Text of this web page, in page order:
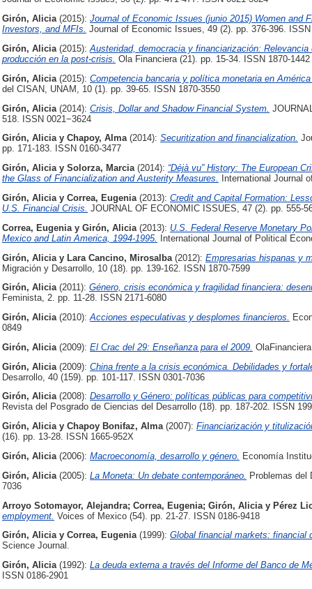
Girón, Alicia (2015): Journal of Economic Issues (junio 2015) Women and
Investors, and MFIs. Journal of Economic Issues, 49 (2). pp. 376-396. ISSN
Girón, Alicia (2015): Austeridad, democracia y financiarización:
producción en la post-crisis. Ola Financiera (21). pp. 15-34. ISSN 1870-1442
Girón, Alicia (2015): Competencia bancaria y política monetaria en
del CISAN, UNAM, 10 (1). pp. 39-65. ISSN 1870-3550
Girón, Alicia (2014): Crisis, Dollar and Shadow Financial System.
518. ISSN 0021−3624
Girón, Aliciay Chapoy, Alma (2014): Securitization and financialization.
pp. 171-183. ISSN 0160-3477
Girón, Aliciay Solorza, Marcia (2014): “Déjà vu” History: The European
the Glass of Financialization and Austerity Measures.
International Journal
Girón, Alicia y Correa, Eugenia (2013): Credit and Capital Formation:
U.S. Financial Crisis. JOURNAL OF ECONOMIC ISSUES, 47 (2). pp. 555-
Correa, Eugenia y Girón, Alicia (2013): U.S. Federal Reserve Monetary
Mexico and Latin America, 1994-1995. International Journal of Political
Girón, Alicia y Lara Cancino, Mirosalba (2012): Empresarias hispanas y
Migración y Desarrollo, 10 (18). pp. 139-162. ISSN 1870-7599
Girón, Alicia (2011): Género, crisis económica y fragilidad financiera:
Feminista, 2. pp. 11-28. ISSN 2171-6080
Girón, Alicia (2010):Acciones especulativas y desplomes financieros.
0849
Girón, Alicia (2009): El Crac del 29: Enseñanza para el 2009.
Girón, Alicia (2009): China frente a la crisis económica. Debilidades y
Desarrollo, 40 (159). pp. 101-117. ISSN 0301-7036
Girón, Alicia (2008): Desarrollo y Género: políticas públicas para
Revista del Posgrado de Ciencias del Desarrollo (18). pp. 187-202. ISSN
Girón, Aliciay Chapoy Bonifaz, Alma (2007): Financiarización y
(16). pp. 13-28. ISSN 1665-952X
Girón, Alicia (2006): Macroeconomía, desarrollo y género. Economía
Girón, Alicia (2005): La Moneta: Un debate contemporáneo.
Problemas del
7036
Arroyo Sotomayor, Alejandra; Correa, Eugenia; Girón, Alicia y Pérez
employment. Voices of Mexico (54). pp. 21-27. ISSN 0186-9418
Girón, Aliciay Correa, Eugenia (1999): Global financial markets: financial
Science Journal.
Girón, Alicia (1992): La deuda externa a través del Informe del Banco de
ISSN 0186-2901